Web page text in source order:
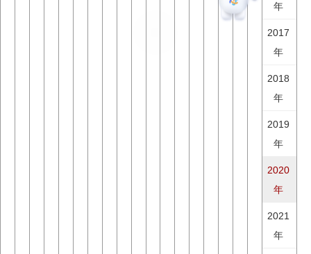
年
2017
年
2018
年
2019
年
2020
年
2021
年